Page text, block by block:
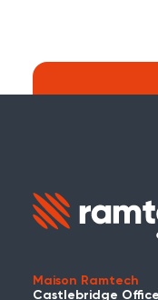
Maison Ramtech
Castlebridge